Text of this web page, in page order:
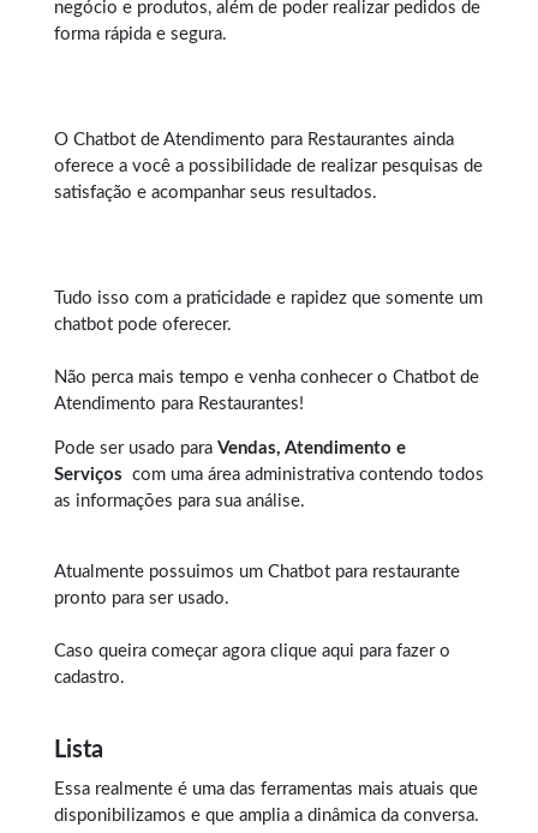
negócio e produtos, além de poder realizar pedidos de
forma rápida e segura.
O Chatbot de Atendimento para Restaurantes ainda
oferece a você a possibilidade de realizar pesquisas de
satisfação e acompanhar seus resultados.
Tudo isso com a praticidade e rapidez que somente um
chatbot pode oferecer.
Não perca mais tempo e venha conhecer o Chatbot de
Atendimento para Restaurantes!
Pode ser usado para Vendas, Atendimento e
Serviços com uma área administrativa contendo todos
as informações para sua análise.
Atualmente possuimos um Chatbot para restaurante
pronto para ser usado.
Caso queira começar agora clique aqui para fazer o
cadastro.
Lista
Essa realmente é uma das ferramentas mais atuais que
disponibilizamos e que amplia a dinâmica da conversa.